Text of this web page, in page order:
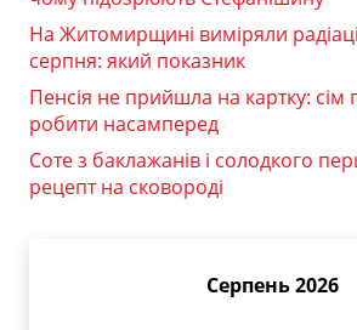
На Житомирщині виміряли
серпня: який показник
Пенсія не прийшла на картку: сім
робити насамперед
Соте з баклажанів і солодкого
рецепт на сковороді
Серпень 2026